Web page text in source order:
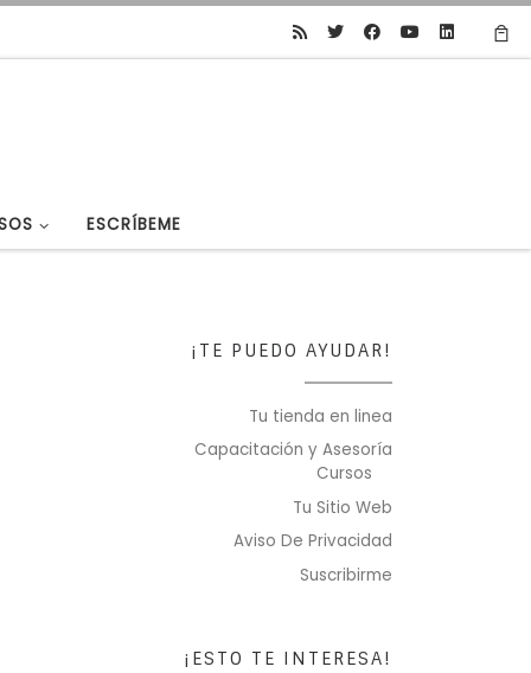
ESCRÍBEME
¡TE PUEDO AYUDAR!
Tu tienda en linea
Capacitación y Asesoría
Cursos
Tu Sitio Web
Aviso De Privacidad
Suscribirme
¡ESTO TE INTERESA!